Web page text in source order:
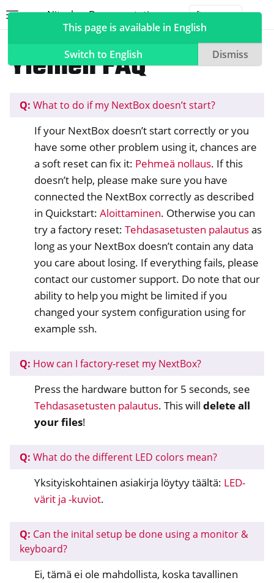
Nitrokey Documentation
navigation of Nitrokeys
navigation of NitroPad, NitroPC
navigation of NitroPhone, NitroTablet
navigation of Työpöydän ja mobiililaitteiden synkronointi
navigation of Etäkäytön hallinta
navigation of NextBox FAQ
navigation of NetHSM
navigation of NitroWall
navigation of Ohjelmisto
Yleinen FAQ
Q: What to do if my NextBox doesn’t start?
If your NextBox doesn’t start correctly or you
have some other problem using it, chances are
a soft reset can fix it: Pehmeä nollaus. If this
doesn’t help, please make sure you have
connected the NextBox correctly as described
in Quickstart: Aloittaminen. Otherwise you can
try a factory reset: Tehdasasetusten palautusas
long as your NextBox doesn’t contain any data
you care about losing. If everything fails, please
contact our customer support. Do note that our
ability to help you might be limited if you
changed your system configuration using for
example ssh.
Q: How can I factory-reset my NextBox?
Press the hardware button for 5 seconds, see
Tehdasasetusten palautus. This will delete all
your files!
Q: What do the different LED colors mean?
Yksityiskohtainen asiakirja löytyy täältä: LED-
värit ja -kuviot.
Q: Can the inital setup be done using a monitor &
keyboard?
Ei, tämä ei ole mahdollista, koska tavallinen
This page is available in English
Switch to English
Dismiss